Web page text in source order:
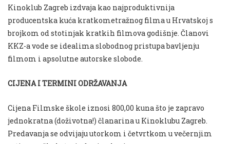
Kinoklub Zagreb izdvaja kao najproduktivnija
producentska kuća kratkometražnog filma u Hrvatskoj s
brojkom od stotinjak kratkih filmova godišnje. Članovi
KKZ-a vode se idealima slobodnog pristupa bavljenju
filmom i apsolutne autorske slobode.
CIJENA I TERMINI ODRŽAVANJA
Cijena Filmske škole iznosi 800,00 kuna što je zapravo
jednokratna (doživotna!) članarina u Kinoklubu Zagreb.
Predavanja se odvijaju utorkom i četvrtkom u večernjim